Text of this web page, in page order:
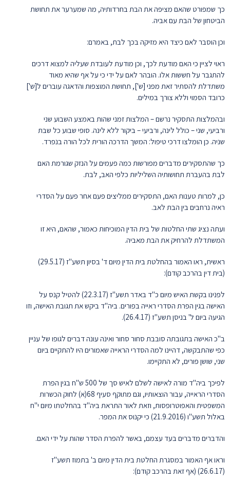
כך שמפורט שהאם מציפה את הבת בחרדותיה, מה שמערער את תחושת
הביטחון של הבת עם אביה.
וכן הוסבר לאם כיצד היא מזיקה בכך לבת, באמרם:
ראוי לציין כי האם מודעת לכך, וכן מודעת לעובדת שעליה למצוא דרכים
להתגבר על חששות אלו. הובהר לאם על ידי כי על אף שהיא מאוד
משתדלת להסתיר זאת מפני [ש'], תחושת המוצפות והדאגה עוברים ל[ש']
כרובד הסמוי וללא צורך במילים.
ובהמלצות התסקיר נרשם – המלצות זמני שהות באמצע השבוע שני
ורביעי, שני – כולל לינה, ורביעי – ביקור ללא לינה. סופי שבוע כל שבת
שניה. כן הומלצו דרכי טיפול: המשך הדרכה הורית לכל הורה בנפרד.
כך שהתסקירים מדברים מפורשות כמה פעמים על הנזק שגורמת האם
לבת בהעברת תחושותיה השליליות כלפי האב, לבת.
כן, למרות טענות האם, התסקירים ממליצים פעם אחר פעם על הסדרי
ראיה נרחבים בין הבת לאב.
ועתה נציג שתי החלטות של בית הדין המוכיחות כאמור, שהאם, היא זו
המשתדלת להרחיק את הבת מאביה.
ראשית, ראו האמור בהחלטת בית הדין מיום ד' בסיון תשע"ז (29.5.17)
(בית דין בהרכב קודם):
לפנינו בקשת האיש מיום כ"ד באדר תשע"ז (22.3.17) להטיל קנס על
האישה בגין הפרת הסדרי ראייה בפורים. ביה"ד ביקש את תגובת האישה, וזו
הגיעה ביום ל' בניסן תשע"ז (26.4.17).
ב"כ האישה בתגובתה סובבת סחור סחור ואינה עונה דברים לגופו של עניין
כפי שהתבקשה, דהיינו למה הסדרי הראייה שאמורים היו להתקיים ביום
שני, שושן פורים, לא התקיימו.
לפיכך ביה"ד מורה לאישה לשלם לאיש סך של 500 ש"ח בגין הפרת
הסדרי הראייה, עבור הוצאותיו, וגם מתוקף סעיף 68(א) לחוק הכשרות
המשפטית והאפוטרופסות, וזאת לאור התראת ביה"ד בהחלטתו מיום י"ח
באלול תשע"ו (21.9.2016) כי יקנוס את המפר.
והדברים מדברים בעד עצמם, באשר להפרת הסדר שהות על ידי האם.
וראו אף האמור במסגרת החלטת בית הדין מיום ב' בתמוז תשע"ז
(26.6.17) (אף זאת בהרכב קודם):